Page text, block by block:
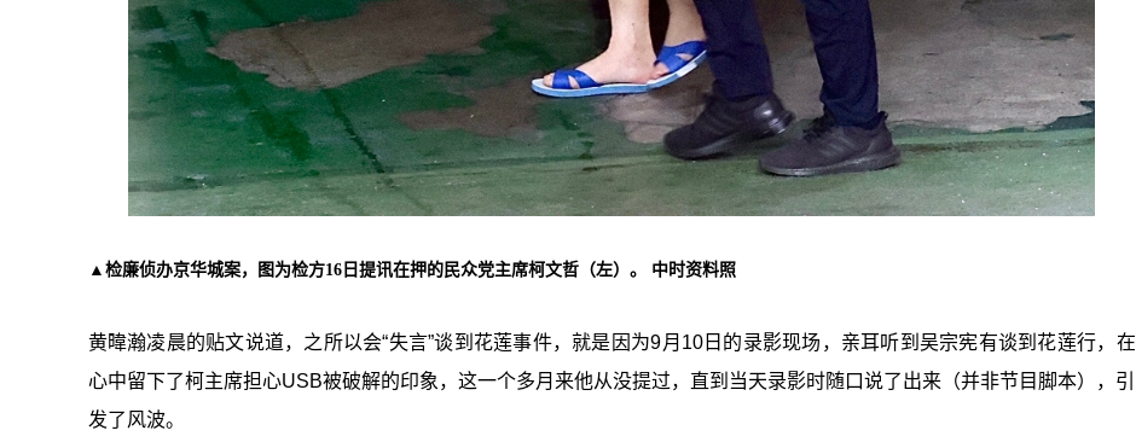
▲检廉侦办京华城案，图为检方16日提讯在押的民众党主席柯文哲（左）。 中时资料照
黄暐瀚凌晨的贴文说道，之所以会“失言”谈到花莲事件，就是因为9月10日的录影现场，亲耳听到吴宗宪有谈到花莲行，在
心中留下了柯主席担心USB被破解的印象，这一个多月来他从没提过，直到当天录影时随口说了出来（并非节目脚本），引
发了风波。